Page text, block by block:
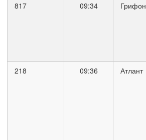
817 09:34 Грифон
218 09:36 Атлант